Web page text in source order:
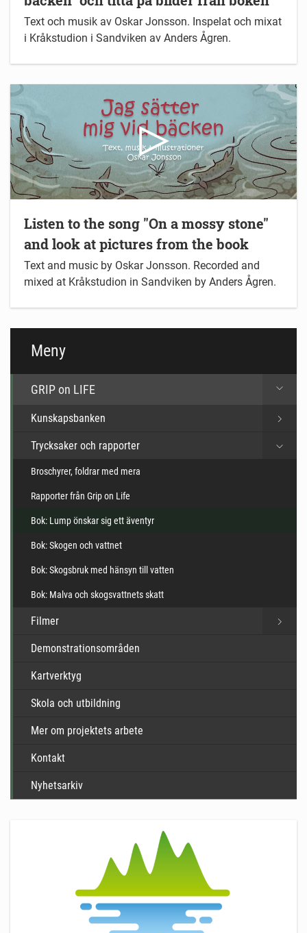
Text och musik av Oskar Jonsson. Inspelat och mixat
i Kråkstudion i Sandviken av Anders Ågren.
Listen to the song "On a mossy stone"
and look at pictures from the book
Text and music by Oskar Jonsson. Recorded and
mixed at Kråkstudion in Sandviken by Anders Ågren.
Meny
GRIP on LIFE
Kunskapsbanken
Trycksaker och rapporter
Broschyrer, foldrar med mera
Rapporter från Grip on Life
Bok: Lump önskar sig ett äventyr
Bok: Skogen och vattnet
Bok: Skogsbruk med hänsyn till vatten
Bok: Malva och skogsvattnets skatt
Filmer
Demonstrationsområden
Kartverktyg
Skola och utbildning
Mer om projektets arbete
Kontakt
Nyhetsarkiv